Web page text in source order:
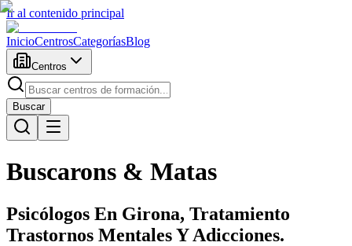
Ir al contenido principal
InicioCentrosCategoríasBlog
Centros
Buscar
Buscarons & Matas
Psicólogos En Girona, Tratamiento
Trastornos Mentales Y Adicciones.